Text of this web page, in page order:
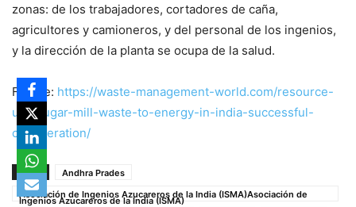
zonas: de los trabajadores, cortadores de caña,
agricultores y camioneros, y del personal de los ingenios,
y la dirección de la planta se ocupa de la salud.
Fuente: https://waste-management-world.com/resource-
use/sugar-mill-waste-to-energy-in-india-successful-
cogeneration/
TAGS
Andhra Prades
Asociación de Ingenios Azucareros de la India (ISMA)Asociación de
Ingenios Azucareros de la India (ISMA)